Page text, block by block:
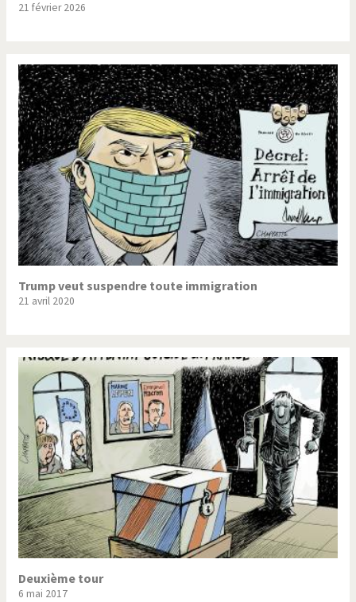
Vous avez dit "Islam"?
21 février 2026
Trump veut suspendre toute immigration
21 avril 2020
Deuxième tour
6 mai 2017